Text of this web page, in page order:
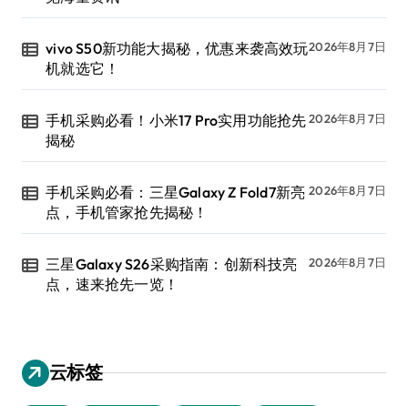
vivo S50新功能大揭秘，优惠来袭高效玩
机就选它！
2026年8月7日
手机采购必看！小米17 Pro实用功能抢先
揭秘
2026年8月7日
手机采购必看：三星Galaxy Z Fold7新亮
点，手机管家抢先揭秘！
2026年8月7日
三星Galaxy S26采购指南：创新科技亮
点，速来抢先一览！
2026年8月7日
云标签